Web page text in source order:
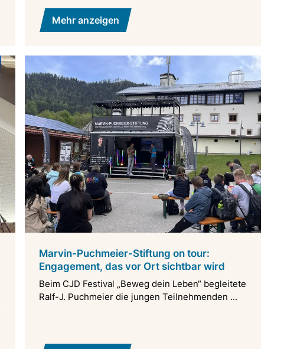
Mehr anzeigen
Marvin-Puchmeier-Stiftung on tour:
Engagement, das vor Ort sichtbar wird
Beim CJD Festival „Beweg dein Leben“ begleitete
Ralf-J. Puchmeier die jungen Teilnehmenden ...